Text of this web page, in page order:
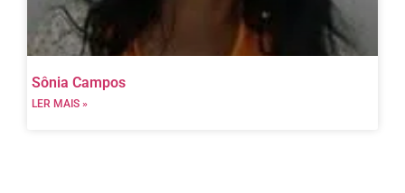
Sônia Campos
LER MAIS »